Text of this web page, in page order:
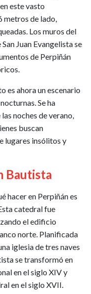
este vasto
de lado,
Los muros del
Juan Evangelista se
de Perpiñán
es ahora un escenario
Se ha
noches de verano,
buscan
lugares insólitos y
Bautista
hacer en Perpiñán es
Esta catedral fue
el edificio
norte. Planificada
iglesia de tres naves
se transformó en
en el siglo XIV y
en el siglo XVII.